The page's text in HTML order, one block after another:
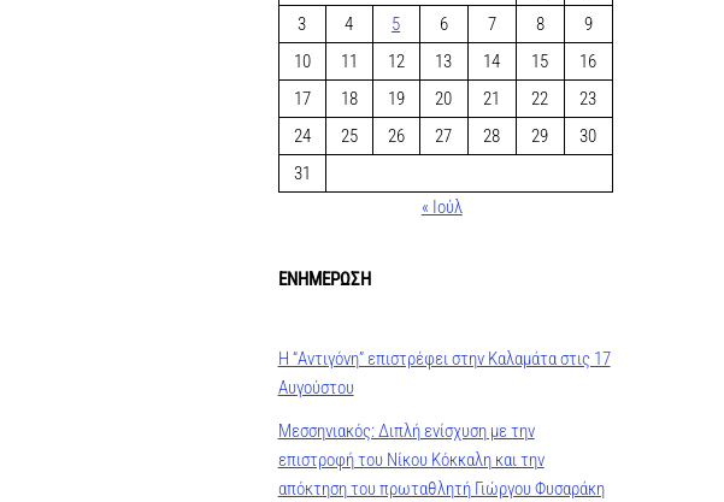
3
4 5 6 7 8
9
10
11 12 13 14 15
16
17
18 19 20 21 22
23
24
25 26 27 28 29
30
31
« Ιούλ
ΕΝΗΜΕΡΩΣΗ
Η “Αντιγόνη” επιστρέφει στην Καλαμάτα στις 17
Αυγούστου
Μεσσηνιακός: Διπλή ενίσχυση με την
επιστροφή του Νίκου Κόκκαλη και την
απόκτηση του πρωταθλητή Γιώργου Φυσαράκη